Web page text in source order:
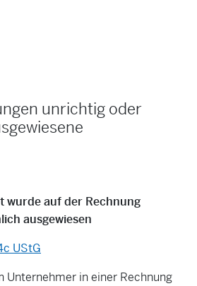
unrichtig oder
wurde auf der Rechnung
ausgewiesen
UStG
Unternehmer in einer Rechnung